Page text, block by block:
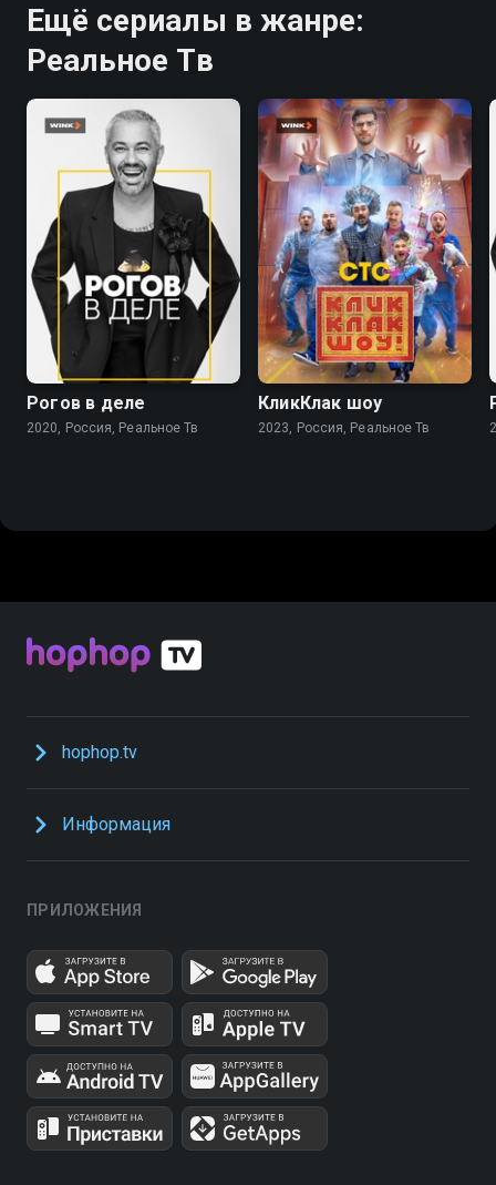
Ещё сериалы в жанре:
Реальное Тв
8.3
Рогов в деле
2020, Россия, Реальное Тв
7.8
КликКлак шоу
2023, Россия, Реальное Тв
hophop.tv
Информация
ПРИЛОЖЕНИЯ